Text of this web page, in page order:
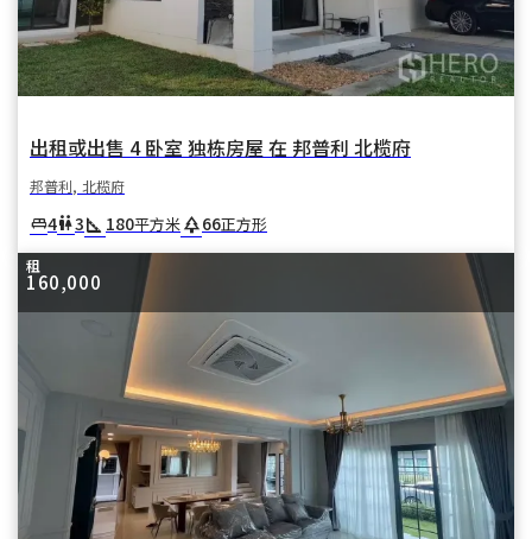
出租或出售 4 卧室 独栋房屋 在 邦普利 北榄府
邦普利, 北榄府
king_bed4wc3square_foot 180平方米park66正方形
租
160,000